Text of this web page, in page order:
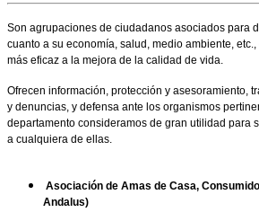
Son agrupaciones de ciudadanos asociados para
cuanto a su economía, salud, medio ambiente,
más eficaz a la mejora de la calidad de vida.
Ofrecen información, protección y asesoramiento,
y denuncias, y defensa ante los organismos
departamento consideramos de gran utilidad para
a cualquiera de ellas.
Asociación de Amas de Casa,
Andalus)